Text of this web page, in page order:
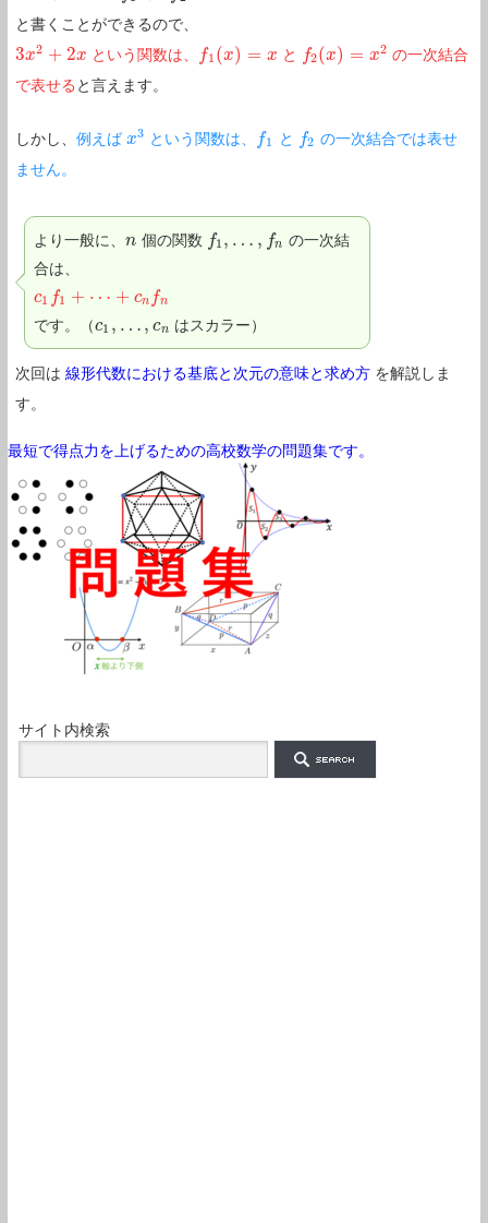
と書くことができるので、
3x2 + 2x
3x2+ 2x という関数は、 f1 (x) = x
f1(x)=x と f2(x) = x2
f2(x)=x 2
の一次結合
で表せる と言えます。
しかし、 例えば x3
x3 という関数は、 f1
f1 と f2
f2 の一次結合では表せ
ません。
より一般に、 n
n 個の関数 f1 , … , fn
f1, … ,f n
の一次結
合は、
c1 f1 + ⋯ + cn fn
c1 f1 ⋯ + c n n
です。（c1 , … , cn
c1 , …, c n はスカラー）
次回は 線形代数における基底と次元の意味と求め方 を解説しま
す。
最短で得点力を上げるための高校数学の問題集です。
サイト内検索